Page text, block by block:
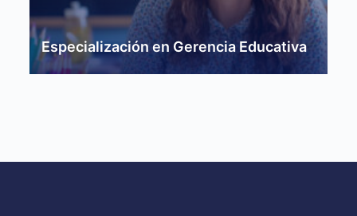
Especialización en Gerencia Educativa